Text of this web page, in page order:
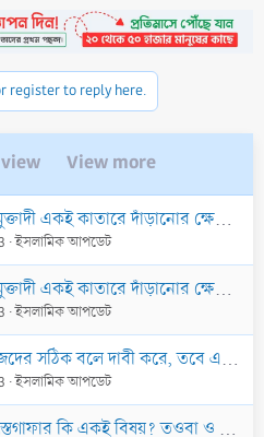
register to reply here.
View more
ইমামকে কি এক বা অর্ধ হাত এগিয়ে দাঁড়াতে হবে, না একই কাতারে পায়ে পা লাগিয়ে দাঁড়াবে?
ইসলামিক আপডেট
ইমামকে কি এক বা অর্ধ হাত এগিয়ে দাঁড়াতে হবে, না একই কাতারে পায়ে পা লাগিয়ে দাঁড়াবে?
ইসলামিক আপডেট
করে, তবে একজন মানুষ কিভাবে বুঝতে পারবে কোন ধর্ম এর ধর্মগ্রন্থ সঠিক?
ইসলামিক আপডেট
তওবা ও ইস্তেগফার শব্দদ্বয়ের অর্থ কি?তওবা-ইস্তেগফার কিভাবে করা উত্তম?